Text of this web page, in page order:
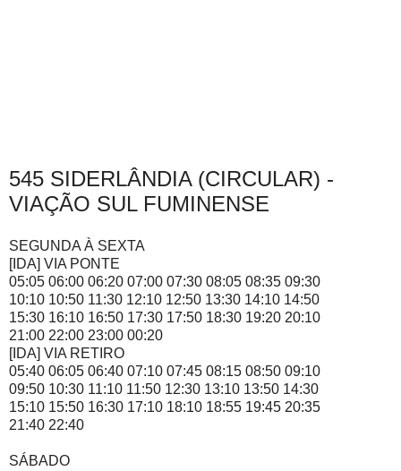
545 SIDERLÂNDIA (CIRCULAR) -
VIAÇÃO SUL FUMINENSE
SEGUNDA À SEXTA
[IDA] VIA PONTE
05:05 06:00 06:20 07:00 07:30 08:05 08:35 09:30
10:10 10:50 11:30 12:10 12:50 13:30 14:10 14:50
15:30 16:10 16:50 17:30 17:50 18:30 19:20 20:10
21:00 22:00 23:00 00:20
[IDA] VIA RETIRO
05:40 06:05 06:40 07:10 07:45 08:15 08:50 09:10
09:50 10:30 11:10 11:50 12:30 13:10 13:50 14:30
15:10 15:50 16:30 17:10 18:10 18:55 19:45 20:35
21:40 22:40
SÁBADO